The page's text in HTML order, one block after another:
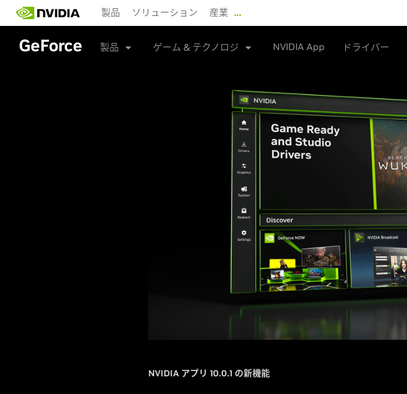
main
content
製品 ソリューション 産業 …
GeForce 製品 ゲーム & テクノロジ NVIDIA App ドライバー
NVIDIA アプリ 10.0.1 の新機能